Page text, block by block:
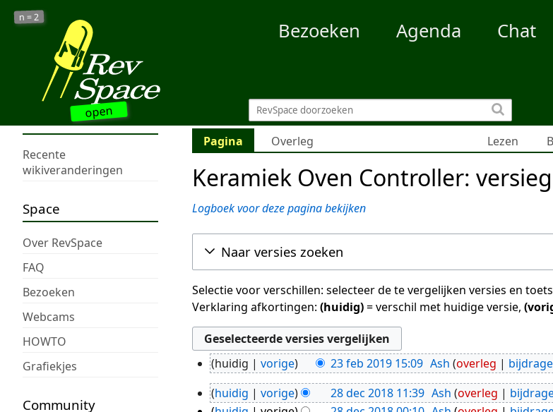
open
n =2
Bezoeken Agenda Chat
Recente
wikiveranderingen
Space
Over RevSpace
FAQ
Bezoeken
Webcams
HOWTO
Grafiekjes
Community
Pagina Overleg Lezen
Keramiek Oven Controller:
Logboek voor deze pagina bekijken
Naar versies zoeken
Selectie voor verschillen: selecteer de te vergelijken versies en
Verklaring afkortingen: (huidig)= verschil met huidige versie,
23
feb
2019
huidig vorige 23 feb 2019 15:09 Ash overleg
G
e
28 huidig vorige 28 dec 2018 11:39 Ash overleg